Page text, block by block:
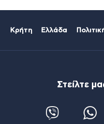
Κρήτη Ελλάδα
Στείλτε